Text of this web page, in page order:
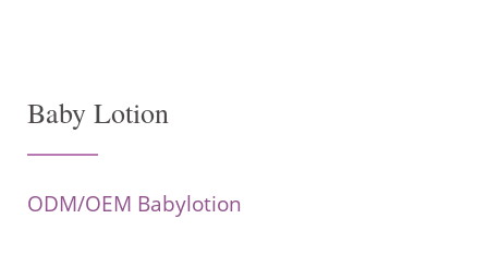
Baby Lotion
ODM/OEM Babylotion